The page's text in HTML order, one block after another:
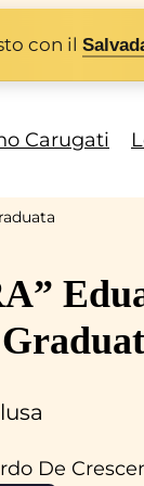
con il
Carugati
De